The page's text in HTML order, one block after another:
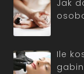
Jak
Ile